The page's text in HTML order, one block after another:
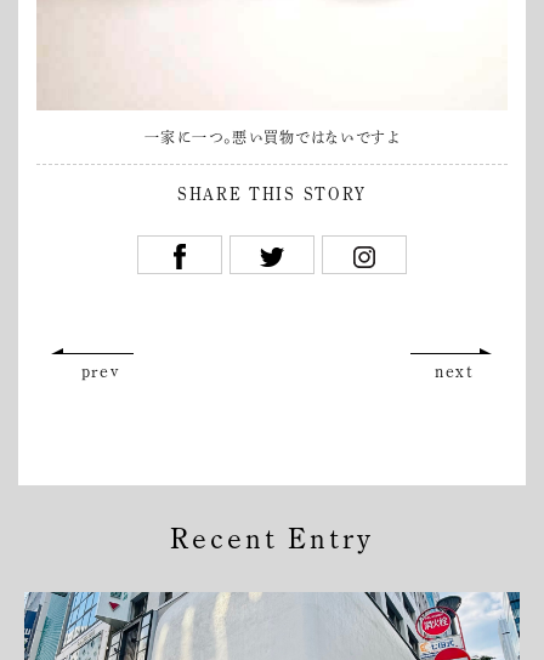
一家に一つ。悪い買物ではないですよ
SHARE THIS STORY
prev next
Recent Entry